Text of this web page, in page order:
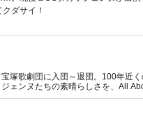
ダサイ！
塚歌劇団に入団～退団。100年近
ェンヌたちの素晴らしさを、All